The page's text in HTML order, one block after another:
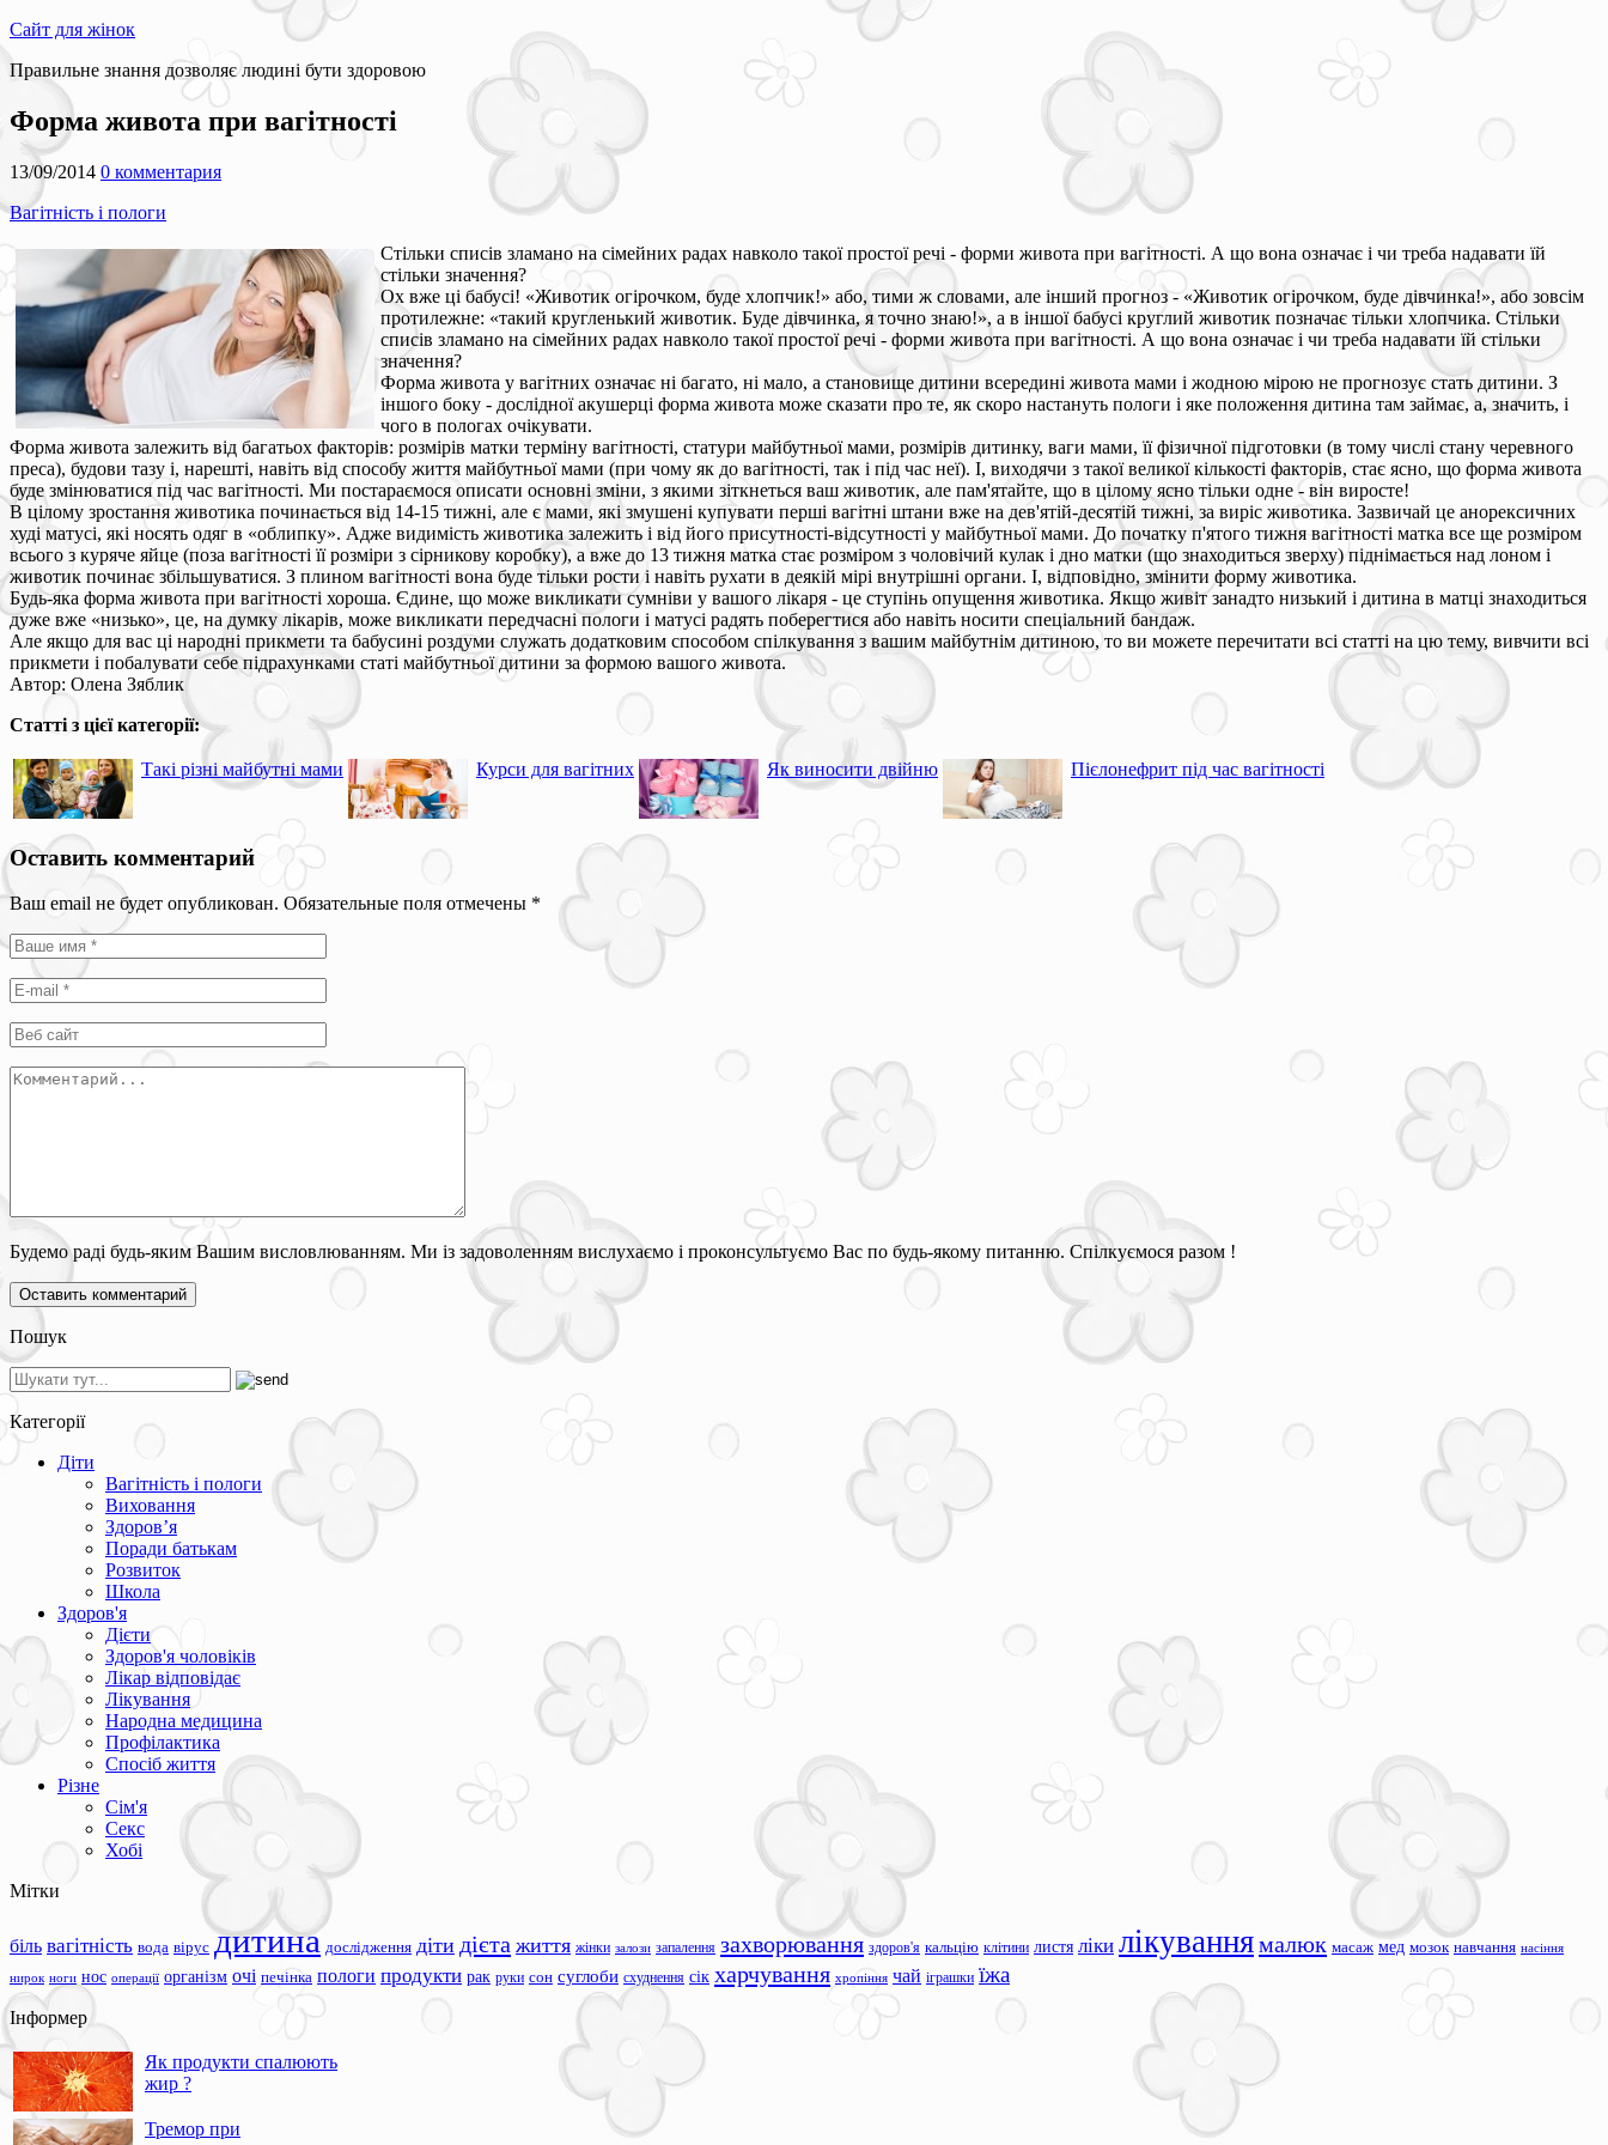
Сайт для жінок
Правильне знання дозволяє людині бути здоровою
Форма живота при вагітності
13/09/2014 0 комментария
Вагітність і пологи
Стільки списів зламано на сімейних радах навколо такої простої речі - форми живота при вагітності. А що вона означає і чи треба надавати їй
стільки значення?
Ох вже ці бабусі! «Животик огірочком, буде хлопчик!» або, тими ж словами, але інший прогноз - «Животик огірочком, буде дівчинка!», або зовсім
протилежне: «такий кругленький животик. Буде дівчинка, я точно знаю!», а в іншої бабусі круглий животик позначає тільки хлопчика. Стільки
списів зламано на сімейних радах навколо такої простої речі - форми живота при вагітності. А що вона означає і чи треба надавати їй стільки
значення?
Форма живота у вагітних означає ні багато, ні мало, а становище дитини всередині живота мами і жодною мірою не прогнозує стать дитини. З
іншого боку - дослідної акушерці форма живота може сказати про те, як скоро настануть пологи і яке положення дитина там займає, а, значить, і
чого в пологах очікувати.
Форма живота залежить від багатьох факторів: розмірів матки терміну вагітності, статури майбутньої мами, розмірів дитинку, ваги мами, її фізичної підготовки (в тому числі стану черевного
преса), будови тазу і, нарешті, навіть від способу життя майбутньої мами (при чому як до вагітності, так і під час неї). І, виходячи з такої великої кількості факторів, стає ясно, що форма живота
буде змінюватися під час вагітності. Ми постараємося описати основні зміни, з якими зіткнеться ваш животик, але пам'ятайте, що в цілому ясно тільки одне - він виросте!
В цілому зростання животика починається від 14-15 тижні, але є мами, які змушені купувати перші вагітні штани вже на дев'ятій-десятій тижні, за виріс животика. Зазвичай це анорексичних
худі матусі, які носять одяг в «облипку». Адже видимість животика залежить і від його присутності-відсутності у майбутньої мами. До початку п'ятого тижня вагітності матка все ще розміром
всього з куряче яйце (поза вагітності її розміри з сірникову коробку), а вже до 13 тижня матка стає розміром з чоловічий кулак і дно матки (що знаходиться зверху) піднімається над лоном і
животик починає збільшуватися. З плином вагітності вона буде тільки рости і навіть рухати в деякій мірі внутрішні органи. І, відповідно, змінити форму животика.
Будь-яка форма живота при вагітності хороша. Єдине, що може викликати сумніви у вашого лікаря - це ступінь опущення животика. Якщо живіт занадто низький і дитина в матці знаходиться
дуже вже «низько», це, на думку лікарів, може викликати передчасні пологи і матусі радять поберегтися або навіть носити спеціальний бандаж.
Але якщо для вас ці народні прикмети та бабусині роздуми служать додатковим способом спілкування з вашим майбутнім дитиною, то ви можете перечитати всі статті на цю тему, вивчити всі
прикмети і побалувати себе підрахунками статі майбутньої дитини за формою вашого живота.
Автор: Олена Зяблик
Статті з цієї категорії:
Такі різні майбутні мами Курси для вагітних Як виносити двійню Пієлонефрит під час вагітності
Оставить комментарий
Ваш email не будет опубликован. Обязательные поля отмечены *
Будемо раді будь-яким Вашим висловлюванням. Ми із задоволенням вислухаємо і проконсультуємо Вас по будь-якому питанню. Спілкуємося разом !
Пошук
Категорії
Діти
Вагітність і пологи
Виховання
Здоров’я
Поради батькам
Розвиток
Школа
Здоров'я
Дієти
Здоров'я чоловіків
Лікар відповідає
Лікування
Народна медицина
Профілактика
Спосіб життя
Різне
Сім'я
Секс
Хобі
Мітки
біль вагітність вода вірус дитина дослідження діти дієта життя жінки залози запалення захворювання здоров'я кальцію клітини листя ліки лікуваннямалюк масаж мед мозок навчання насіння
нирок ноги нос операції організм очі печінка пологи продукти рак руки сон суглоби схуднення сік харчування хропіння чай іграшки їжа
Інформер
Як продукти спалюють
жир ?
Тремор при